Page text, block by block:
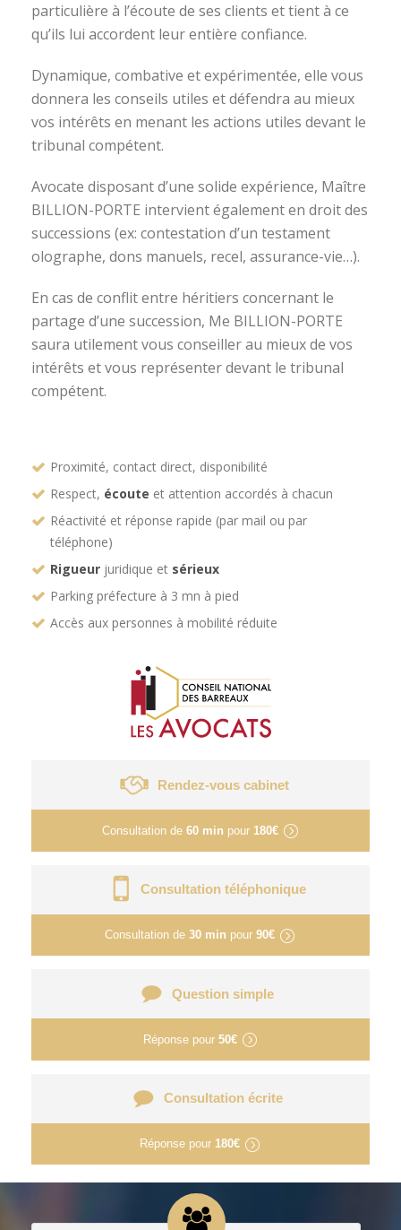
particulière à l’écoute de ses clients et tient à ce
qu’ils lui accordent leur entière confiance.
Dynamique, combative et expérimentée, elle vous
donnera les conseils utiles et défendra au mieux
vos intérêts en menant les actions utiles devant le
tribunal compétent.
Avocate disposant d’une solide expérience, Maître
BILLION-PORTE intervient également en droit des
successions (ex: contestation d’un testament
olographe, dons manuels, recel, assurance-vie…).
En cas de conflit entre héritiers concernant le
partage d’une succession, Me BILLION-PORTE
saura utilement vous conseiller au mieux de vos
intérêts et vous représenter devant le tribunal
compétent.
Proximité, contact direct, disponibilité
Respect, écoute et attention accordés à chacun
Réactivité et réponse rapide (par mail ou par
téléphone)
Rigueur juridique et sérieux
Parking préfecture à 3 mn à pied
Accès aux personnes à mobilité réduite
Rendez-vous cabinet
Consultation de 60 min pour 180€
Consultation téléphonique
Consultation de 30 min pour 90€
Question simple
Réponse pour 50€
Consultation écrite
Réponse pour 180€